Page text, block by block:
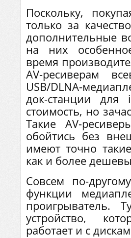
Поскольку,
только за
дополнительные
на них
время
AV-ресиверам
USB/DLNA-
док-станции для
стоимость, но
Такие AV-
обойтись без
имеют точно
как и более
Совсем по-
функции
проигрыватель.
устройство,
работает и с